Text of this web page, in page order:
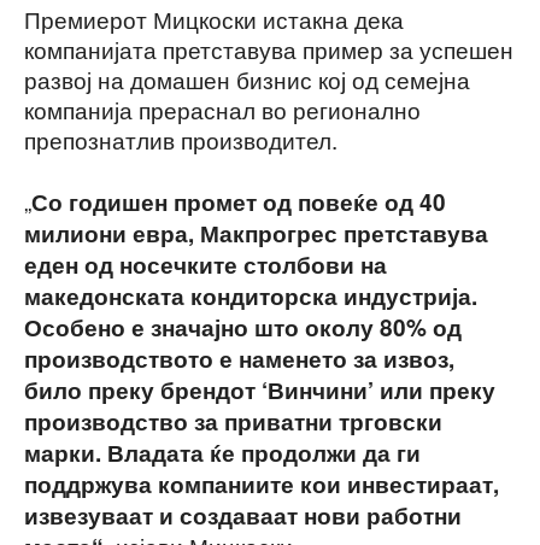
Премиерот Мицкоски истакна дека
компанијата претставува пример за успешен
развој на домашен бизнис кој од семејна
компанија прераснал во регионално
препознатлив производител.
„Со годишен промет од повеќе од 40
милиони евра, Макпрогрес претставува
еден од носечките столбови на
македонската кондиторска индустрија.
Особено е значајно што околу 80% од
производството е наменето за извоз,
било преку брендот ‘Винчини’ или преку
производство за приватни трговски
марки. Владата ќе продолжи да ги
поддржува компаниите кои инвестираат,
извезуваат и создаваат нови работни